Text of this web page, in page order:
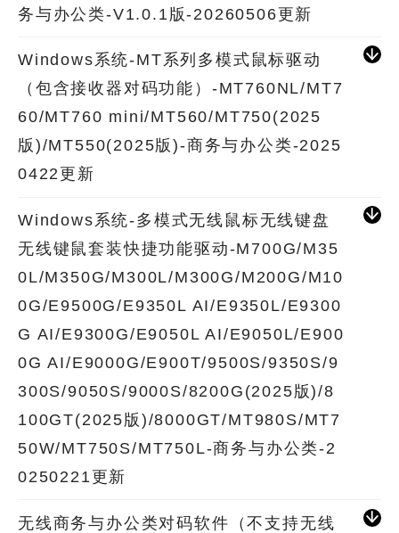
务与办公类-V1.0.1版-20260506更新
Windows系统-MT系列多模式鼠标驱动
（包含接收器对码功能）-MT760NL/MT7
60/MT760 mini/MT560/MT750(2025
版)/MT550(2025版)-商务与办公类-2025
0422更新
Windows系统-多模式无线鼠标无线键盘
无线键鼠套装快捷功能驱动-M700G/M35
0L/M350G/M300L/M300G/M200G/M10
0G/E9500G/E9350L AI/E9350L/E9300
G AI/E9300G/E9050L AI/E9050L/E900
0G AI/E9000G/E900T/9500S/9350S/9
300S/9050S/9000S/8200G(2025版)/8
100GT(2025版)/8000GT/MT980S/MT7
50W/MT750S/MT750L-商务与办公类-2
0250221更新
无线商务与办公类对码软件（不支持无线